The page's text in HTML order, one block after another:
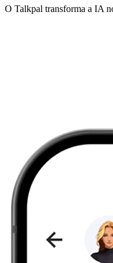
O Talkpal transforma a IA